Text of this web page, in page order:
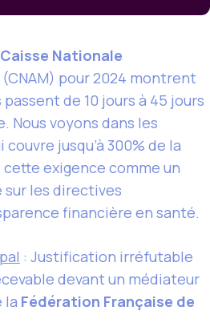
Caisse Nationale
(CNAM) pour 2024 montrent
de 10 jours à 45 jours
Nous voyons dans les
couvre jusqu’à 300% de la
exigence comme un
sur les directives
financière en santé.
: Justification irréfutable
devant un médiateur
la Fédération Française de